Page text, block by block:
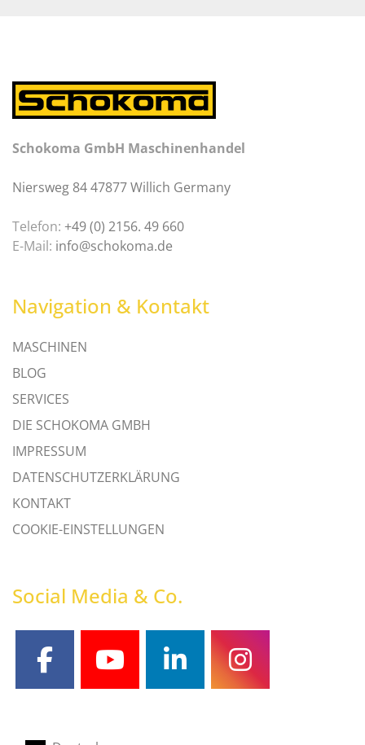
Schokoma GmbH Maschinenhandel
Niersweg 84 47877 Willich Germany
Telefon: +49 (0) 2156. 49 660
E-Mail: info@schokoma.de
Navigation & Kontakt
MASCHINEN
BLOG
SERVICES
DIE SCHOKOMA GMBH
IMPRESSUM
DATENSCHUTZERKLÄRUNG
KONTAKT
COOKIE-EINSTELLUNGEN
Social Media & Co.
facebookyoutubelinkedininstagram